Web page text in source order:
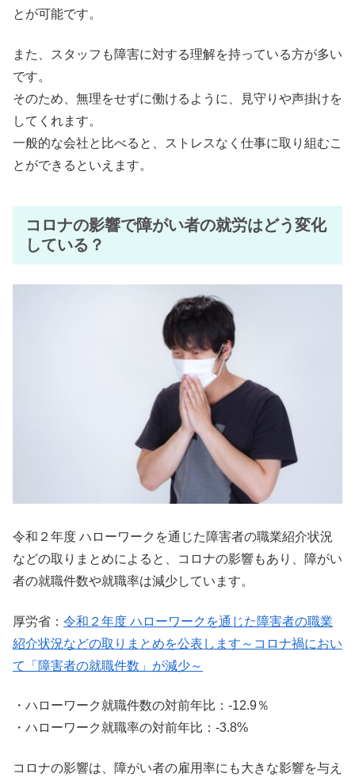
とが可能です。
また、スタッフも障害に対する理解を持っている方が多い
です。
そのため、無理をせずに働けるように、見守りや声掛けを
してくれます。
一般的な会社と比べると、ストレスなく仕事に取り組むこ
とができるといえます。
コロナの影響で障がい者の就労はどう変化
している？
令和２年度 ハローワークを通じた障害者の職業紹介状況
などの取りまとめによると、コロナの影響もあり、障がい
者の就職件数や就職率は減少しています。
厚労省： 令和２年度 ハローワークを通じた障害者の職業
紹介状況などの取りまとめを公表します～コロナ禍におい
て「障害者の就職件数」が減少～
・ハローワーク就職件数の対前年比：-12.9％
・ハローワーク就職率の対前年比：-3.8%
コロナの影響は、障がい者の雇用率にも大きな影響を与え